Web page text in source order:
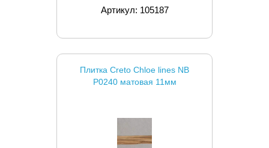
Артикул: 105187
Плитка Creto Chloe lines NB
P0240 матовая 11мм